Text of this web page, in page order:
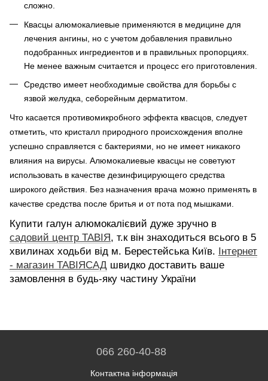
сложно.
Квасцы алюмокалиевые применяются в медицине для
лечения ангины, но с учетом добавления правильно
подобранных ингредиентов и в правильных пропорциях.
Не менее важным считается и процесс его приготовления.
Средство имеет необходимые свойства для борьбы с
язвой желудка, себорейным дерматитом.
Что касается противомикробного эффекта квасцов, следует
отметить, что кристалл природного происхождения вполне
успешно справляется с бактериями, но не имеет никакого
влияния на вирусы. Алюмокалиевые квасцы не советуют
использовать в качестве дезинфицирующего средства
широкого действия. Без назначения врача можно применять в
качестве средства после бритья и от пота под мышками.
Купити галун алюмокалієвий дуже зручно в
садовий центр ТАВІЯ, т.к він знаходиться всього в 5
хвилинах ходьби від м. Берестейська Київ. Інтернет
- магазин ТАВІЯСАД швидко доставить ваше
замовлення в будь-яку частину України
066 260-40-88
Контактна інформація